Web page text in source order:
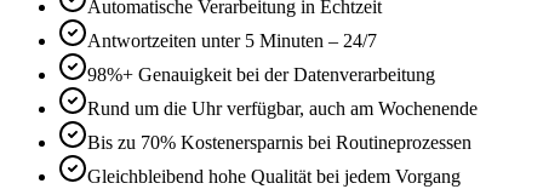
Automatische Verarbeitung in Echtzeit
Antwortzeiten unter 5 Minuten – 24/7
98%+ Genauigkeit bei der Datenverarbeitung
Rund um die Uhr verfügbar, auch am Wochenende
Bis zu 70% Kostenersparnis bei Routineprozessen
Gleichbleibend hohe Qualität bei jedem Vorgang